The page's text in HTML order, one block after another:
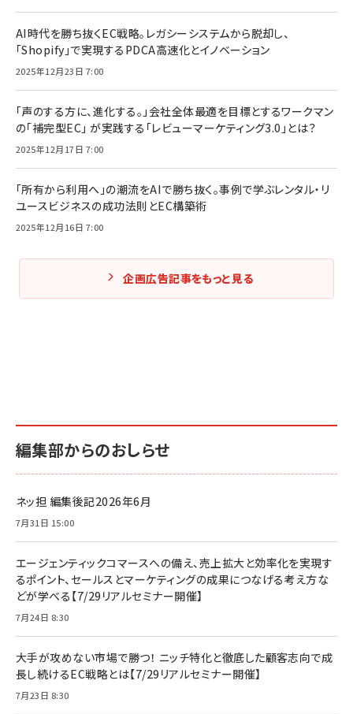
AI時代を勝ち抜くEC戦略。レガシーシステムから脱却し、
「Shopify」で実現するPDCA高速化とイノベーション
2025年12月23日 7:00
「声のする方に、進化する。」会社全体最適を目標とするワークマン
の「補完型EC」 が実践する「レビューマーケティング3.0」とは？
2025年12月17日 7:00
「所有から利用へ」の潮流をAIで勝ち抜く。事例で学ぶレンタル・リ
ユースビジネスの成功法則とEC構築術
2025年12月16日 7:00
企画広告記事をもっと見る
編集部からのおしらせ
ネッ担 編集後記2026年6月
7月31日 15:00
エージェンティックコマースへの備え、売上拡大と効率化を実現す
るポイント、セールスとマーケティングの成果につなげる考え方な
どが学べる【7/29リアルセミナー開催】
7月24日 8:30
大手が攻めない市場で勝つ！ ニッチ特化と徹底した顧客志向で成
長し続けるEC戦略とは【7/29リアルセミナー開催】
7月23日 8:30